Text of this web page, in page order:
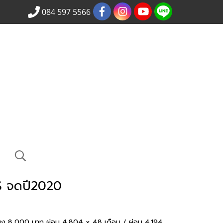
084 597 5566
จดปี2020